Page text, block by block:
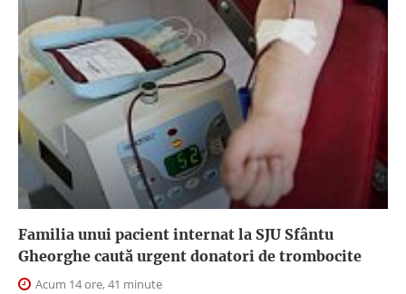
Familia unui pacient internat la SJU Sfântu
Gheorghe caută urgent donatori de trombocite
Acum 14 ore, 41 minute